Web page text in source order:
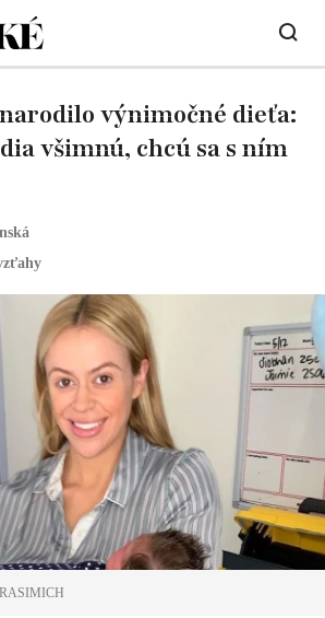
výnimočné dieťa:
všimnú, chcú sa s ním